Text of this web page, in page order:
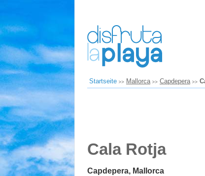
Startseite Mallorca Capdepera
Cala Rotja
Capdepera, Mallorca